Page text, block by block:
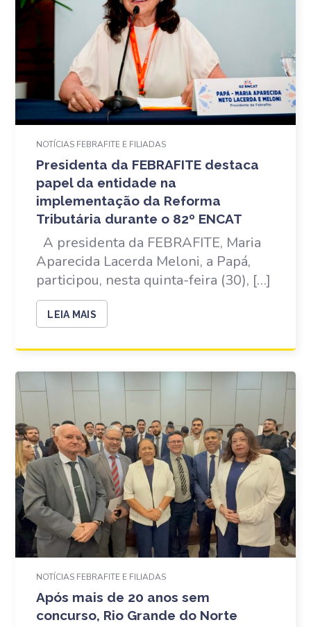
NOTÍCIAS FEBRAFITE E FILIADAS
Presidenta da FEBRAFITE destaca
papel da entidade na
implementação da Reforma
Tributária durante o 82º ENCAT
A presidenta da FEBRAFITE, Maria
Aparecida Lacerda Meloni, a Papá,
participou, nesta quinta-feira (30), […]
LEIA MAIS
NOTÍCIAS FEBRAFITE E FILIADAS
Após mais de 20 anos sem
concurso, Rio Grande do Norte